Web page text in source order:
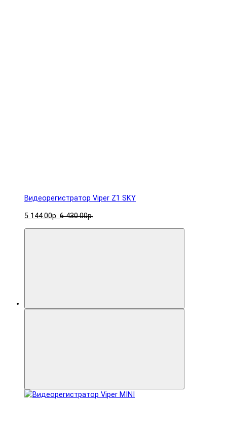
Видеорегистратор Viper Z1 SKY
5 144.00р. 6 430.00р.